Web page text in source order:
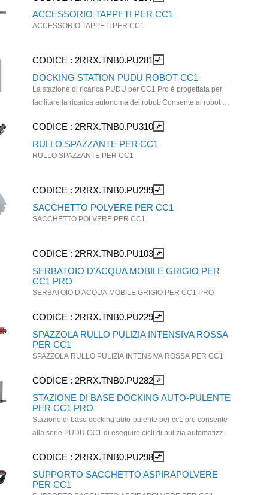
ACCESSORIO TAPPETI PER CC1
ACCESSORIO TAPPETI PER CC1
CODICE : 2RRX.TNB0.PU281 compare_arrows
DOCKING STATION PUDU ROBOT CC1
La stazione di ricarica PUDU per CC1 Pro è progettata per
facilitare la ricarica autonoma dei robot. Consente ai robot di
garantendo un funzionamento continuo e riducendo al
minimo i tempi di inattività.
CODICE : 2RRX.TNB0.PU310 compare_arrows
RULLO SPAZZANTE PER CC1
RULLO SPAZZANTE PER CC1
CODICE : 2RRX.TNB0.PU299 compare_arrows
SACCHETTO POLVERE PER CC1
SACCHETTO POLVERE PER CC1
CODICE : 2RRX.TNB0.PU103 compare_arrows
SERBATOIO D'ACQUA MOBILE GRIGIO PER
CC1 PRO
SERBATOIO D'ACQUA MOBILE GRIGIO PER CC1 PRO
CODICE : 2RRX.TNB0.PU229 compare_arrows
SPAZZOLA RULLO PULIZIA INTENSIVA ROSSA
PER CC1
SPAZZOLA RULLO PULIZIA INTENSIVA ROSSA PER CC1
CODICE : 2RRX.TNB0.PU282 compare_arrows
STAZIONE DI BASE DOCKING AUTO-PULENTE
PER CC1 PRO
Stazione di base docking auto-pulente per cc1 pro consente
alla serie PUDU CC1 di eseguire cicli di pulizia automatizzati
critici sempre in condizioni ottimali e riducendo notevolmente
la manutenzione ordinaria.
CODICE : 2RRX.TNB0.PU298 compare_arrows
SUPPORTO SACCHETTO ASPIRAPOLVERE
PER CC1